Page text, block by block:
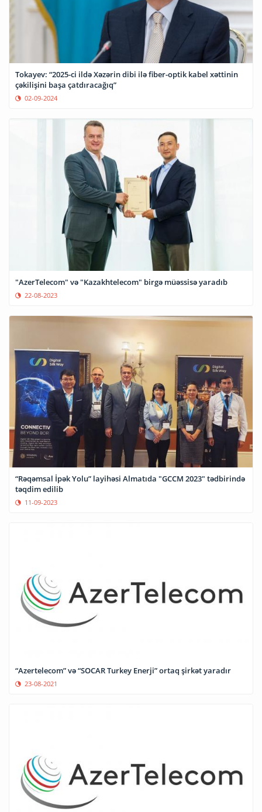
Tokayev: “2025-ci ildə Xəzərin dibi ilə fiber-optik kabel xəttinin
çəkilişini başa çatdıracağıq”
02-09-2024
"AzerTelecom" və "Kazakhtelecom" birgə müəssisə yaradıb
22-08-2023
“Rəqəmsal İpək Yolu” layihəsi Almatıda "GCCM 2023" tədbirində
təqdim edilib
11-09-2023
“Azertelecom” və “SOCAR Turkey Enerji” ortaq şirkət yaradır
23-08-2021